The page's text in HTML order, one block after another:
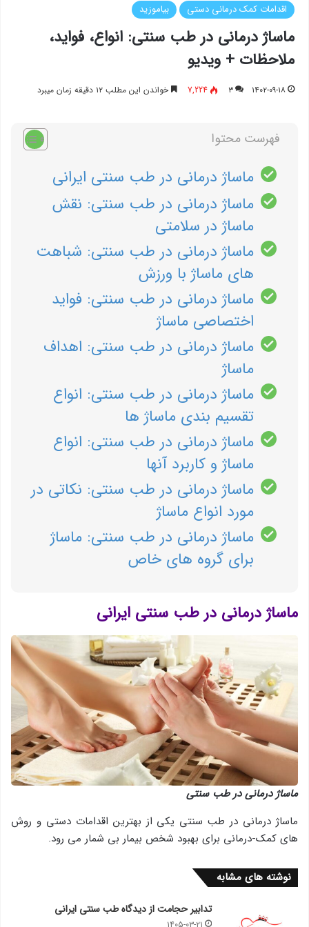
اقدامات کمک درمانی دستی بیاموزید
ماساژ درمانی در طب سنتی: انواع، فواید،
ملاحظات + ویدیو
۱۴۰۲-۰۹-۱۸ ۳ 7,224 خواندن این مطلب ۱۲ دقیقه زمان میبرد
فهرست محتوا
ماساژ درمانی در طب سنتی ایرانی
ماساژ درمانی در طب سنتی: نقش
ماساژ در سلامتی
ماساژ درمانی در طب سنتی: شباهت
های ماساژ با ورزش
ماساژ درمانی در طب سنتی: فواید
اختصاصی ماساژ
ماساژ درمانی در طب سنتی: اهداف
ماساژ
ماساژ درمانی در طب سنتی: انواع
تقسیم بندی ماساژ ها
ماساژ درمانی در طب سنتی: انواع
ماساژ و کاربرد آنها
ماساژ درمانی در طب سنتی: نکاتی در
مورد انواع ماساژ
ماساژ درمانی در طب سنتی: ماساژ
برای گروه های خاص
ماساژ درمانی در طب سنتی ایرانی
ماساژ درمانی در طب سنتی
ماساژ درمانی در طب سنتی یکی از بهترین اقدامات دستی و روش
های کمک-درمانی برای بهبود شخص بیمار بی شمار می رود.
نوشته های مشابه
تدابیر حجامت از دیدگاه طب سنتی ایرانی